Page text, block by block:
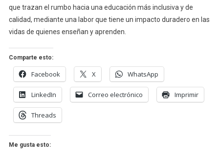
que trazan el rumbo hacia una educación más inclusiva y de
calidad, mediante una labor que tiene un impacto duradero en las
vidas de quienes enseñan y aprenden.
Comparte esto:
Facebook X WhatsApp
LinkedIn Correo electrónico Imprimir
Threads
Me gusta esto: